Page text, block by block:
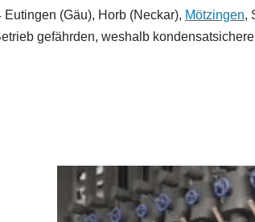
(Gäu), Horb (Neckar), Mötzingen,
gefährden, weshalb